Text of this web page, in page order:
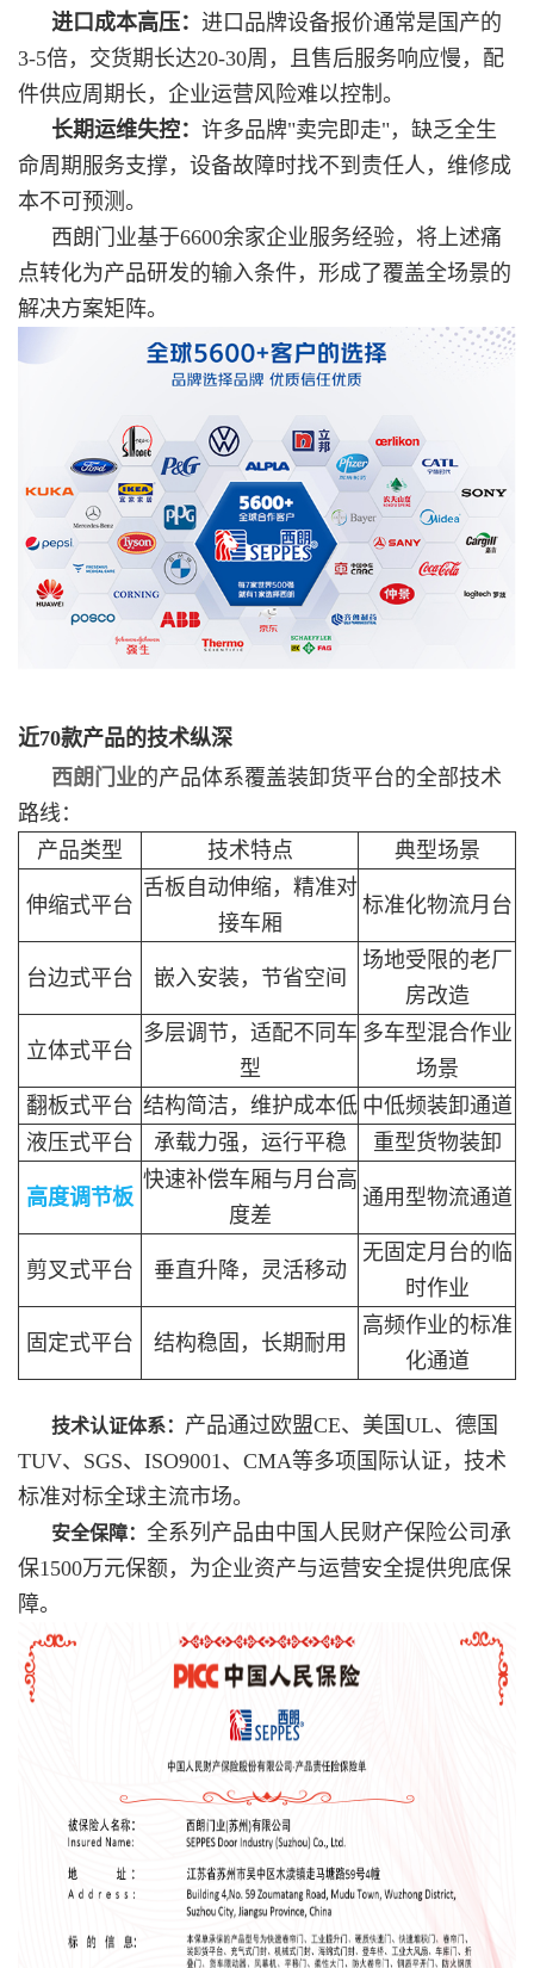
进口成本高压： 进口品牌设备报价通常是国产的
3-5倍，交货期长达20-30周，且售后服务响应慢，配
件供应周期长，企业运营风险难以控制。
长期运维失控： 许多品牌"卖完即走"，缺乏全生
命周期服务支撑，设备故障时找不到责任人，维修成
本不可预测。
西朗门业基于6600余家企业服务经验，将上述痛
点转化为产品研发的输入条件，形成了覆盖全场景的
解决方案矩阵。
近70款产品的技术纵深
西朗门业的产品体系覆盖装卸货平台的全部技术
路线：
产品类型
技术特点 典型场景
伸缩式平台
舌板自动伸缩，精准对
接车厢
标准化物流月台
台边式平台 嵌入安装，节省空间
场地受限的老厂
房改造
立体式平台
多层调节，适配不同车
型
多车型混合作业
场景
翻板式平台 结构简洁，维护成本低 中低频装卸通道
液压式平台
承载力强，运行平稳 重型货物装卸
高度调节板
快速补偿车厢与月台高
度差
通用型物流通道
剪叉式平台 垂直升降，灵活移动
无固定月台的临
时作业
固定式平台 结构稳固，长期耐用
高频作业的标准
化通道
技术认证体系： 产品通过欧盟CE、美国UL、德国
TUV、SGS、ISO9001、CMA等多项国际认证，技术
标准对标全球主流市场。
安全保障： 全系列产品由中国人民财产保险公司承
保1500万元保额，为企业资产与运营安全提供兜底保
障。